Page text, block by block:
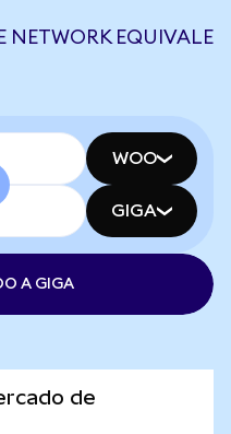
NETWORK EQUIVALE
WOO
GIGA
A GIGA
de